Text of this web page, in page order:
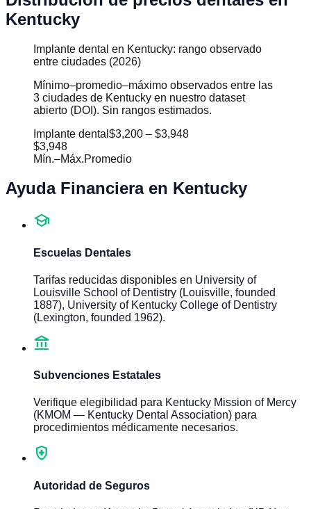
Kentucky
Implante dental en Kentucky: rango observado
entre ciudades (2026)
Mínimo–promedio–máximo observados entre las
3 ciudades de Kentucky en nuestro dataset
abierto (DOI). Sin rangos estimados.
Implante dental $3,200 – $3,948
$3,948
Mín.–Máx.Promedio
Ayuda Financiera en Kentucky
school
Escuelas Dentales
Tarifas reducidas disponibles en University of
Louisville School of Dentistry (Louisville, founded
1887), University of Kentucky College of Dentistry
(Lexington, founded 1962).
account_balance
Subvenciones Estatales
Verifique elegibilidad para Kentucky Mission of Mercy
(KMOM — Kentucky Dental Association) para
procedimientos médicamente necesarios.
health_and_safety
Autoridad de Seguros